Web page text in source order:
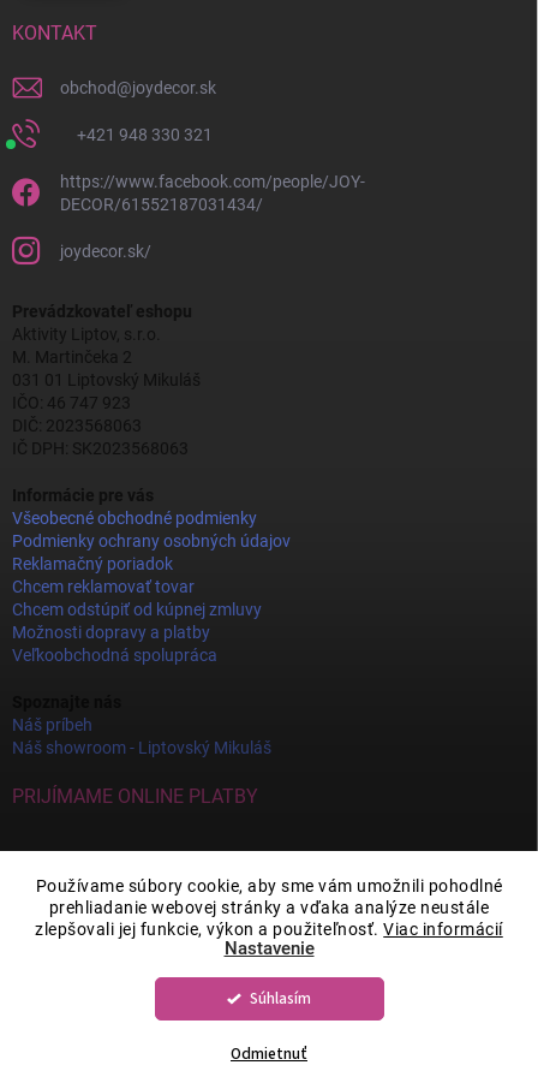
Používame súbory cookie, aby sme vám umožnili pohodlné
prehliadanie webovej stránky a vďaka analýze neustále
zlepšovali jej funkcie, výkon a použiteľnosť.Viac informácií
Nastavenie
Odmietnuť
Súhlasím
KONTAKT
obchod@joydecor.sk
+421 948 330 321
https://www.facebook.com/people/JOY-
DECOR/61552187031434/
joydecor.sk/
Prevádzkovateľ eshopu
Aktivity Liptov, s.r.o.
M. Martinčeka 2
031 01 Liptovský Mikuláš
IČO: 46 747 923
DIČ: 2023568063
IČ DPH: SK2023568063
Informácie pre vás
Všeobecné obchodné podmienky
Podmienky ochrany osobných údajov
Reklamačný poriadok
Chcem reklamovať tovar
Chcem odstúpiť od kúpnej zmluvy
Možnosti dopravy a platby
Veľkoobchodná spolupráca
Náš príbeh
Náš showroom - Liptovský Mikuláš
PRIJÍMAME ONLINE PLATBY
Vytvoril Shoptet
. Všetky práva vyhradené.
cookies